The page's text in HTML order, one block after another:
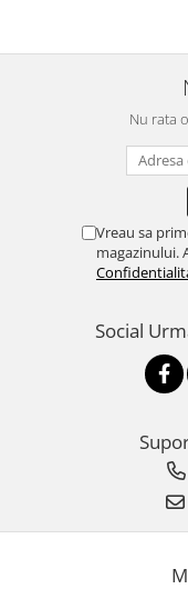
Nu rata
Vreau sa
magazinului.
Social